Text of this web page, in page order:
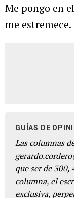
Me pongo en
me estremece.
GUÍAS DE
Las columnas
que ser de 300,
columna, el
exclusiva,